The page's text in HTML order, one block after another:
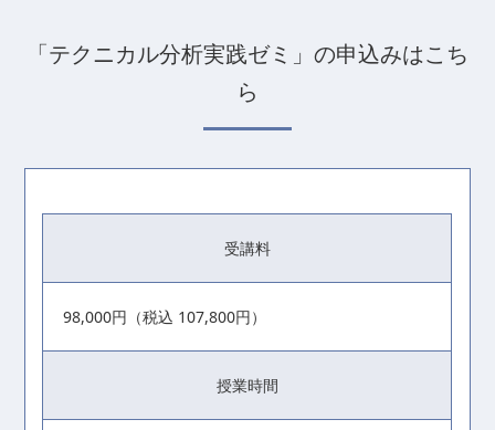
「テクニカル分析実践ゼミ」の申込みはこち
ら
受講料
98,000円（税込 107,800円）
授業時間